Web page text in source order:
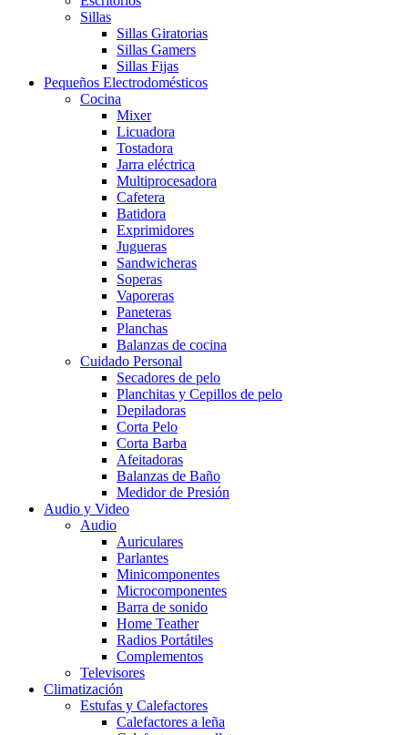
Sillas
Sillas Giratorias
Sillas Gamers
Sillas Fijas
Pequeños Electrodomésticos
Cocina
Mixer
Licuadora
Tostadora
Jarra eléctrica
Multiprocesadora
Cafetera
Batidora
Exprimidores
Jugueras
Sandwicheras
Soperas
Vaporeras
Paneteras
Planchas
Balanzas de cocina
Cuidado Personal
Secadores de pelo
Planchitas y Cepillos de pelo
Depiladoras
Corta Pelo
Corta Barba
Afeitadoras
Balanzas de Baño
Medidor de Presión
Audio y Video
Audio
Auriculares
Parlantes
Minicomponentes
Microcomponentes
Barra de sonido
Home Teather
Radios Portátiles
Complementos
Televisores
Climatización
Estufas y Calefactores
Calefactores a leña